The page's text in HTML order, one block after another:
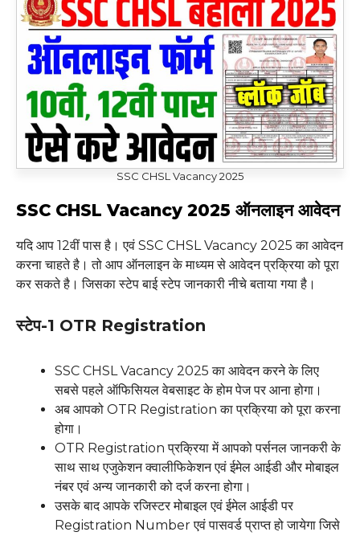
SSC CHSL Vacancy 2025
SSC CHSL Vacancy 2025 ऑनलाइन आवेदन
यदि आप 12वीं पास है। एवं SSC CHSL Vacancy 2025 का आवेदन
करना चाहते है। तो आप ऑनलाइन के माध्यम से आवेदन प्रक्रिया को पूरा
कर सकते है। जिसका स्टेप बाई स्टेप जानकारी नीचे बताया गया है।
स्टेप-1 OTR Registration
SSC CHSL Vacancy 2025 का आवेदन करने के लिए
सबसे पहले ऑफिसियल वेबसाइट के होम पेज पर आना होगा।
अब आपको OTR Registration का प्रक्रिया को पूरा करना
होगा।
OTR Registration प्रक्रिया में आपको पर्सनल जानकरी के
साथ साथ एजुकेशन क्वालीफिकेशन एवं ईमेल आईडी और मोबाइल
नंबर एवं अन्य जानकारी को दर्ज करना होगा।
उसके बाद आपके रजिस्टर मोबाइल एवं ईमेल आईडी पर
Registration Number एवं पासवर्ड प्राप्त हो जायेगा जिसे